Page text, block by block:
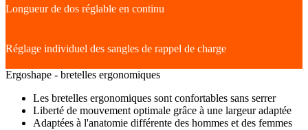
Longueur de dos réglable en continu
Réglage individuel des sangles de rappel de charge
Ergoshape - bretelles ergonomiques
Les bretelles ergonomiques sont confortables sans serrer
Liberté de mouvement optimale grâce à une largeur adaptée
Adaptées à l'anatomie différente des hommes et des femmes